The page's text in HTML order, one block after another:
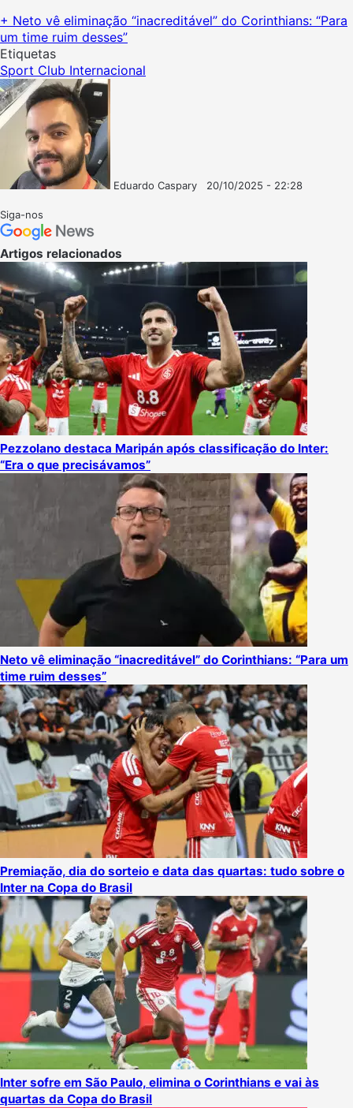
+ Neto vê eliminação “inacreditável” do Corinthians: “Para
um time ruim desses”
Etiquetas
Sport Club Internacional
Eduardo Caspary
20/10/2025 - 22:28
Siga-nos
Artigos relacionados
Pezzolano destaca Maripán após classificação do Inter:
“Era o que precisávamos”
Neto vê eliminação “inacreditável” do Corinthians: “Para um
time ruim desses”
Premiação, dia do sorteio e data das quartas: tudo sobre o
Inter na Copa do Brasil
Inter sofre em São Paulo, elimina o Corinthians e vai às
quartas da Copa do Brasil